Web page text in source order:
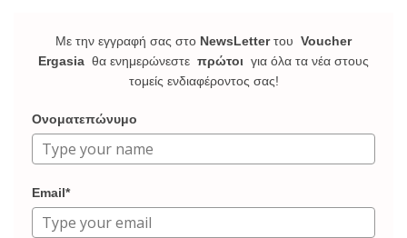
Με την εγγραφή σας στο NewsLetterτου Voucher
Ergasia θα ενημερώνεστε πρώτοι για όλα τα νέα στους
τομείς ενδιαφέροντος σας!
Ονοματεπώνυμο
Email*